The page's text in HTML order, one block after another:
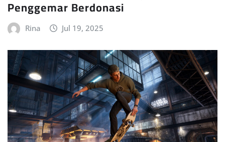
Penggemar Berdonasi
Rina Jul 19, 2025